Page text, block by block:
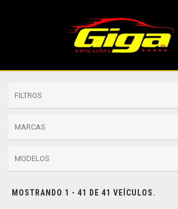
FILTROS
MARCAS
MODELOS
MOSTRANDO 1 - 41 DE 41 VEÍCULOS.